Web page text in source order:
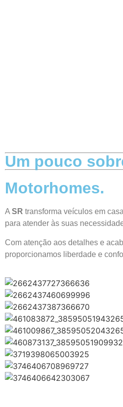
Um pouco
Motorhomes.
A SR transforma veículos em
para atender às suas
Com atenção aos detalhes e
proporcionamos liberdade e